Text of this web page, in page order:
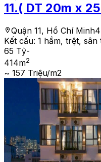
11.( DT 20m x
Quận 11, Hồ Chí Minh
Kết cấu: 1 hầm, trệt, sân
65 Tỷ-
414m2
~ 157 Triệu/m2